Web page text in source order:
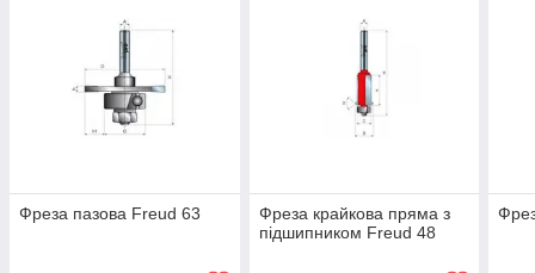
Фреза пазова Freud 63
Фреза крайкова пряма з
підшипником Freud 48